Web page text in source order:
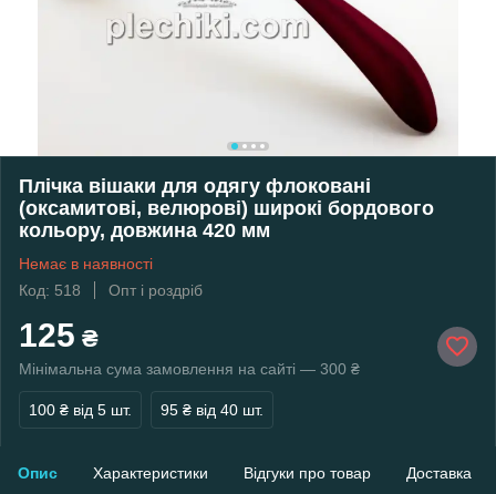
Плічка вішаки для одягу флоковані
(оксамитові, велюрові) широкі бордового
кольору, довжина 420 мм
Немає в наявності
Код: 518
Опт і роздріб
125 ₴
Мінімальна сума замовлення на сайті — 300 ₴
100 ₴ від 5 шт. 95 ₴ від 40 шт.
Опис Характеристики Відгуки про товар Доставка